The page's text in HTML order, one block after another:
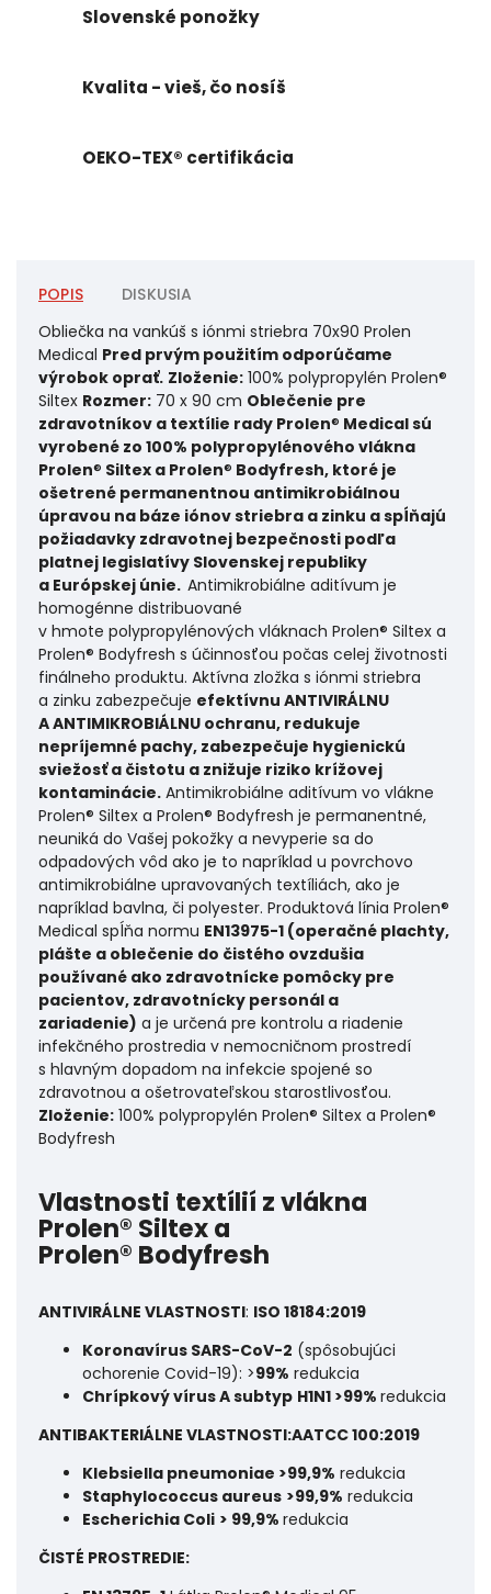
Slovenské ponožky
Kvalita - vieš, čo nosíš
OEKO-TEX® certifikácia
POPIS
DISKUSIA
Obliečka na vankúš s iónmi striebra 70x90 Prolen
Medical Pred prvým použitím odporúčame
výrobok oprať. Zloženie: 100% polypropylén Prolen®
Siltex Rozmer: 70 x 90 cm Oblečenie pre
zdravotníkov a textílie rady Prolen® Medical sú
vyrobené zo 100% polypropylénového vlákna
Prolen® Siltex a Prolen® Bodyfresh, ktoré je
ošetrené permanentnou antimikrobiálnou
úpravou na báze iónov striebra a zinku a spĺňajú
požiadavky zdravotnej bezpečnosti podľa
platnej legislatívy Slovenskej republiky
a Európskej únie. Antimikrobiálne aditívum je
homogénne distribuované
v hmote polypropylénových vláknach Prolen® Siltex a
Prolen® Bodyfresh s účinnosťou počas celej životnosti
finálneho produktu. Aktívna zložka s iónmi striebra
a zinku zabezpečuje efektívnu ANTIVIRÁLNU
A ANTIMIKROBIÁLNU ochranu, redukuje
nepríjemné pachy, zabezpečuje hygienickú
sviežosť a čistotu a znižuje riziko krížovej
kontaminácie. Antimikrobiálne aditívum vo vlákne
Prolen® Siltex a Prolen® Bodyfresh je permanentné,
neuniká do Vašej pokožky a nevyperie sa do
odpadových vôd ako je to napríklad u povrchovo
antimikrobiálne upravovaných textíliách, ako je
napríklad bavlna, či polyester. Produktová línia Prolen®
Medical spĺňa normu EN13975-1 (operačné plachty,
plášte a oblečenie do čistého ovzdušia
používané ako zdravotnícke pomôcky pre
pacientov, zdravotnícky personál a
zariadenie) a je určená pre kontrolu a riadenie
infekčného prostredia v nemocničnom prostredí
s hlavným dopadom na infekcie spojené so
zdravotnou a ošetrovateľskou starostlivosťou.
Zloženie: 100% polypropylén Prolen® Siltex a Prolen®
Bodyfresh
Vlastnosti textílií z vlákna
Prolen® Siltex a
Prolen® Bodyfresh
ANTIVIRÁLNE VLASTNOSTI: ISO 18184:2019
Koronavírus SARS-CoV-2 (spôsobujúci
ochorenie Covid-19): >99% redukcia
Chrípkový vírus A subtyp H1N1 >99% redukcia
ANTIBAKTERIÁLNE VLASTNOSTI:AATCC 100:2019
Klebsiella pneumoniae >99,9% redukcia
Staphylococcus aureus >99,9% redukcia
Escherichia Coli > 99,9% redukcia
ČISTÉ PROSTREDIE: